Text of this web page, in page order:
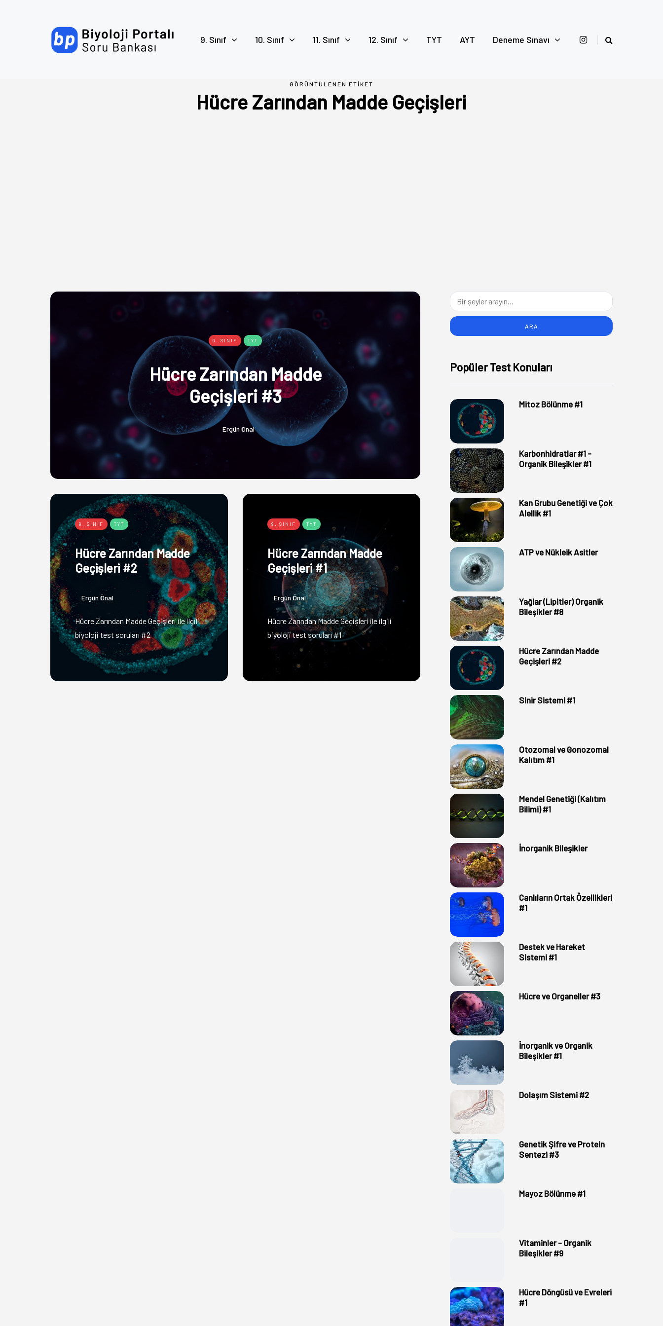
9. Sınıf 10. Sınıf 11. Sınıf 12. Sınıf TYT AYT Deneme Sınavı
GÖRÜNTÜLENEN ETIKET
Hücre Zarından Madde Geçişleri
9. SINIF TYT
Hücre Zarından Madde
Geçişleri #3
Ergün Önal
9. SINIF TYT
Hücre Zarından Madde
Geçişleri #2
Ergün Önal
Hücre Zarından Madde Geçişleri ile ilgili
biyoloji test soruları #2
9. SINIF TYT
Hücre Zarından Madde
Geçişleri #1
Ergün Önal
Hücre Zarından Madde Geçişleri ile ilgili
biyoloji test soruları #1
Popüler Test Konuları
Mitoz Bölünme #1
Karbonhidratlar #1 -
Organik Bileşikler #1
Kan Grubu Genetiği ve Çok
Alellik #1
ATP ve Nükleik Asitler
Yağlar (Lipitler) Organik
Bileşikler #8
Hücre Zarından Madde
Geçişleri #2
Sinir Sistemi #1
Otozomal ve Gonozomal
Kalıtım #1
Mendel Genetiği (Kalıtım
Bilimi) #1
İnorganik Bileşikler
Canlıların Ortak Özellikleri
#1
Destek ve Hareket
Sistemi #1
Hücre ve Organeller #3
İnorganik ve Organik
Bileşikler #1
Dolaşım Sistemi #2
Genetik Şifre ve Protein
Sentezi #3
Mayoz Bölünme #1
Vitaminler - Organik
Bileşikler #9
Hücre Döngüsü ve Evreleri
#1